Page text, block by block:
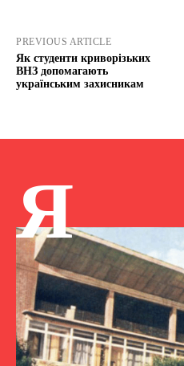
PREVIOUS ARTICLE
Як студенти криворізьких
ВНЗ допомагають
українським захисникам
Я